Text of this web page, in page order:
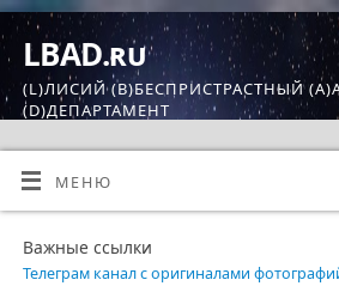
LBAD.ru
(L)ЛИСИЙ (B)БЕСПРИСТРАСТНЫЙ
(D)ДЕПАРТАМЕНТ
МЕНЮ
Важные ссылки
Телеграм канал с оригиналами